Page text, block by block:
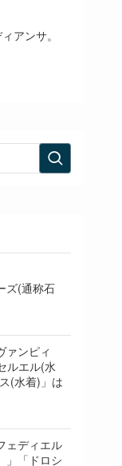
アンサ。
ズ(通称石
ァンピィ
ルエル(水
(水着)」は
ェディエル
」「ドロシ